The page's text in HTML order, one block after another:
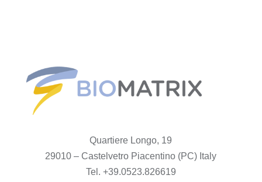
Quartiere Longo, 19
29010 – Castelvetro Piacentino (PC) Italy
Tel. +39.0523.826619